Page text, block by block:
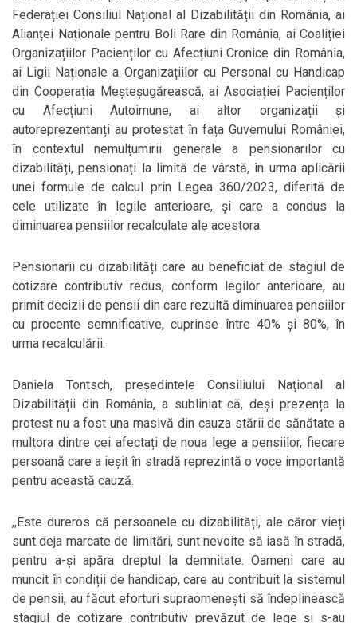
Federației Consiliul Național al Dizabilității din România, ai
Alianței Naționale pentru Boli Rare din România, ai Coaliției
Organizațiilor Pacienților cu Afecțiuni Cronice din România,
ai Ligii Naționale a Organizațiilor cu Personal cu Handicap
din Cooperația Meșteșugărească, ai Asociației Pacienților
cu Afecțiuni Autoimune, ai altor organizații și
autoreprezentanți au protestat în fața Guvernului României,
în contextul nemulțumirii generale a pensionarilor cu
dizabilități, pensionați la limită de vârstă, în urma aplicării
unei formule de calcul prin Legea 360/2023, diferită de
cele utilizate în legile anterioare, și care a condus la
diminuarea pensiilor recalculate ale acestora.
Pensionarii cu dizabilități care au beneficiat de stagiul de
cotizare contributiv redus, conform legilor anterioare, au
primit decizii de pensii din care rezultă diminuarea pensiilor
cu procente semnificative, cuprinse între 40% şi 80%, în
urma recalculării.
Daniela Tontsch, președintele Consiliului Național al
Dizabilității din România, a subliniat că, deși prezența la
protest nu a fost una masivă din cauza stării de sănătate a
multora dintre cei afectați de noua lege a pensiilor, fiecare
persoană care a ieșit în stradă reprezintă o voce importantă
pentru această cauză.
,,Este dureros că persoanele cu dizabilități, ale căror vieți
sunt deja marcate de limitări, sunt nevoite să iasă în stradă,
pentru a-și apăra dreptul la demnitate. Oameni care au
muncit în condiții de handicap, care au contribuit la sistemul
de pensii, au făcut eforturi supraomenești să îndeplinească
stagiul de cotizare contributiv prevăzut de lege și s-au